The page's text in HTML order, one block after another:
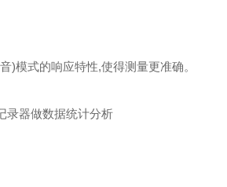
)模式的响应特性,使得测量更准确。
录器做数据统计分析